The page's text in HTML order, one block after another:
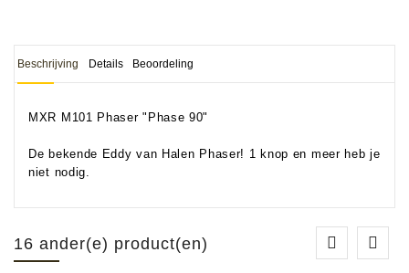
DIENSTEN
Beschrijving Details Beoordeling
MXR M101 Phaser "Phase 90"
De bekende Eddy van Halen Phaser! 1 knop en meer heb je
niet nodig.
16 ander(e) product(en)